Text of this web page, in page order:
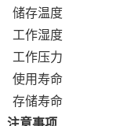
储存温度
工作湿度
工作压力
使用寿命
存储寿命